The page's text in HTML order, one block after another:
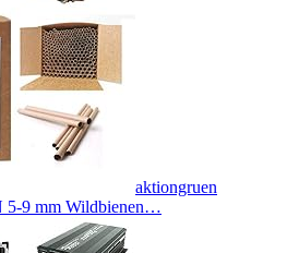
aktiongruen
5-9 mm Wildbienen…